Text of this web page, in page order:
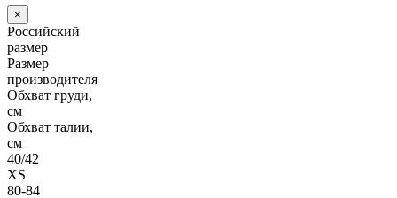
×
Российский
размер
Размер
производителя
Обхват груди,
см
Обхват талии,
см
40/42
XS
80-84